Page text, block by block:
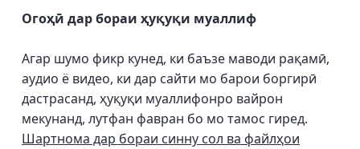
Огоҳӣ дар бораи ҳуқуқи муаллиф
Агар шумо фикр кунед, ки баъзе маводи рақамӣ,
аудио ё видео, ки дар сайти мо барои боргирӣ
дастрасанд, ҳуқуқи муаллифонро вайрон
мекунанд, лутфан фавран бо мо тамос гиред.
Шартнома дар бораи синну сол ва файлҳои